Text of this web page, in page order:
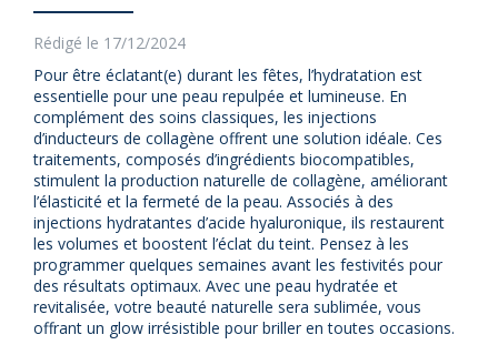
Rédigé le 17/12/2024
Pour être éclatant(e) durant les fêtes, l’hydratation est
essentielle pour une peau repulpée et lumineuse. En
complément des soins classiques, les injections
d’inducteurs de collagène offrent une solution idéale. Ces
traitements, composés d’ingrédients biocompatibles,
stimulent la production naturelle de collagène, améliorant
l’élasticité et la fermeté de la peau. Associés à des
injections hydratantes d’acide hyaluronique, ils restaurent
les volumes et boostent l’éclat du teint. Pensez à les
programmer quelques semaines avant les festivités pour
des résultats optimaux. Avec une peau hydratée et
revitalisée, votre beauté naturelle sera sublimée, vous
offrant un glow irrésistible pour briller en toutes occasions.